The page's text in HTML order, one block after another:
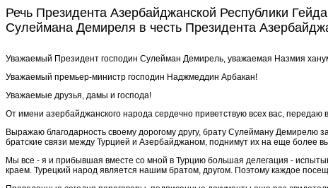
Речь Президента Азербайджанской Республики
Сулеймана Демиреля в честь Президента
Уважаемый Президент господин Сулейман Демирель, уважаемая Назмия
Уважаемый премьер-министр господин Наджмеддин Арбакан!
Уважаемые друзья, дамы и господа!
От имени азербайджанского народа сердечно приветствую всех вас, передаю
Выражаю благодарность своему дорогому другу, брату Сулейману Демирелю
братские связи между Турцией и Азербайджаном, поднимут их на еще более
Мы все - я и прибывшая вместе со мной в Турцию большая делегация -
краем. Турецкий народ является нашим братом, другом. Поэтому каждое